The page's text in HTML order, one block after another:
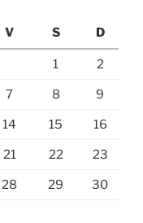
V S D
1 2
7 8 9
14 15 16
21 22 23
28 29 30